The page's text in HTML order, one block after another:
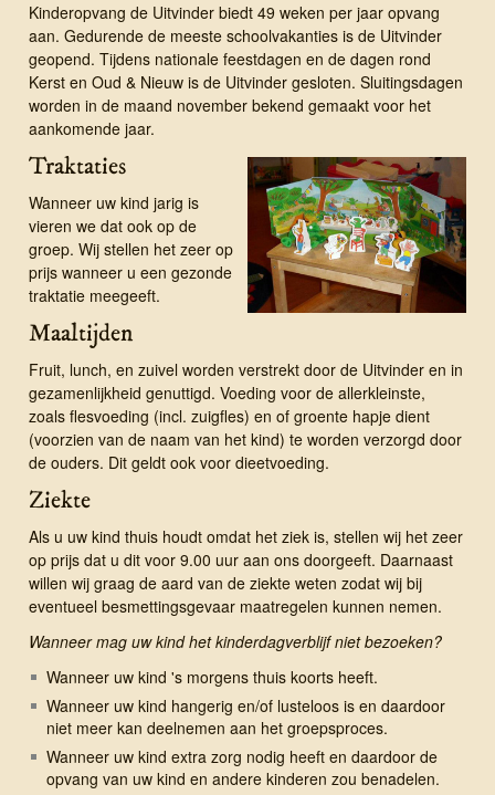
Kinderopvang de Uitvinder biedt 49 weken per jaar opvang
aan. Gedurende de meeste schoolvakanties is de Uitvinder
geopend. Tijdens nationale feestdagen en de dagen rond
Kerst en Oud & Nieuw is de Uitvinder gesloten. Sluitingsdagen
worden in de maand november bekend gemaakt voor het
aankomende jaar.
Traktaties
Wanneer uw kind jarig is
vieren we dat ook op de
groep. Wij stellen het zeer op
prijs wanneer u een gezonde
traktatie meegeeft.
Maaltijden
Fruit, lunch, en zuivel worden verstrekt door de Uitvinder en in
gezamenlijkheid genuttigd. Voeding voor de allerkleinste,
zoals flesvoeding (incl. zuigfles) en of groente hapje dient
(voorzien van de naam van het kind) te worden verzorgd door
de ouders. Dit geldt ook voor dieetvoeding.
Ziekte
Als u uw kind thuis houdt omdat het ziek is, stellen wij het zeer
op prijs dat u dit voor 9.00 uur aan ons doorgeeft. Daarnaast
willen wij graag de aard van de ziekte weten zodat wij bij
eventueel besmettingsgevaar maatregelen kunnen nemen.
Wanneer mag uw kind het kinderdagverblijf niet bezoeken?
Wanneer uw kind 's morgens thuis koorts heeft.
Wanneer uw kind hangerig en/of lusteloos is en daardoor
niet meer kan deelnemen aan het groepsproces.
Wanneer uw kind extra zorg nodig heeft en daardoor de
opvang van uw kind en andere kinderen zou benadelen.